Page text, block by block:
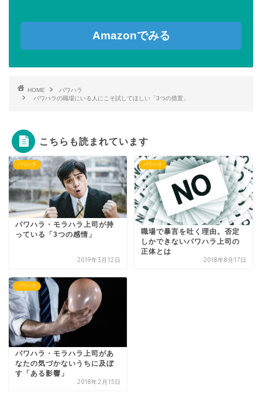
Amazonでみる
HOME
パワハラ
パワハラの職場にいる人にこそ試してほしい「3つの措置」
こちらも読まれています
パワハラ
パワハラ・モラハラ上司が持
っている「3つの感情」
2019年3月12日
パワハラ
職場で暴言を吐く理由。否定
しかできないパワハラ上司の
正体とは
2018年8月17日
パワハラ
パワハラ・モラハラ上司があ
なたの気づかないうちに及ぼ
す「ある影響」
2018年2月15日